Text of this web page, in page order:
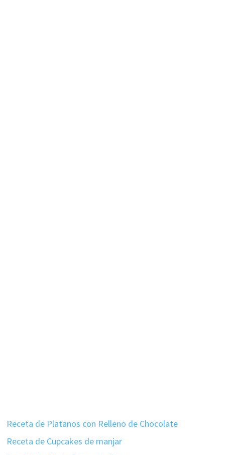
Receta de Platanos con Relleno de Chocolate
Receta de Cupcakes de manjar